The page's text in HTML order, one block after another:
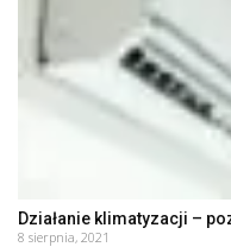
Działanie klimatyzacji –
8 sierpnia, 2021